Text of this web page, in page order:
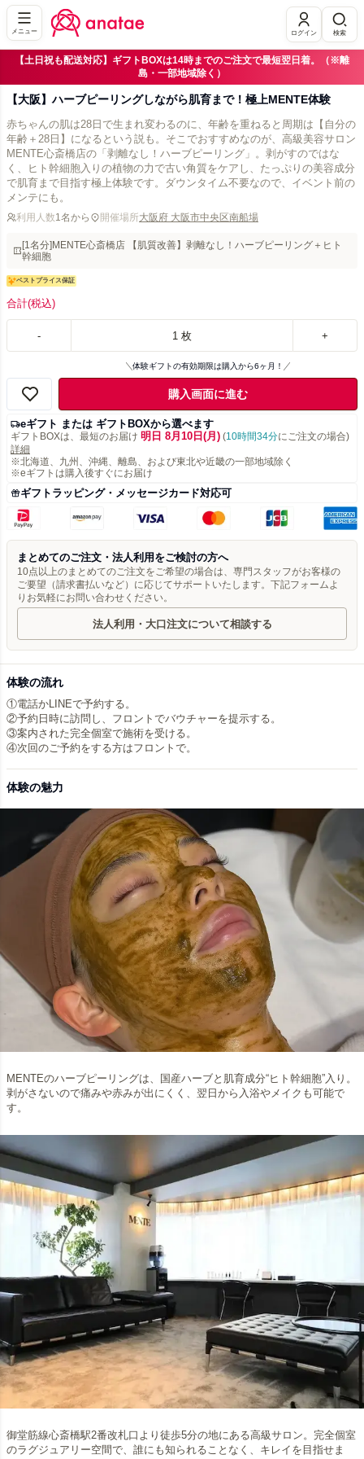
メニュー ログイン 検索
【土日祝も配送対応】ギフトBOXは14時までのご注文で最短翌日着。（※離
島・一部地域除く）
【大阪】ハーブピーリングしながら肌育まで！極上MENTE体験
赤ちゃんの肌は28日で生まれ変わるのに、年齢を重ねると周期は【自分の
年齢＋28日】になるという説も。そこでおすすめなのが、高級美容サロン
MENTE心斎橋店の「剥離なし！ハーブピーリング」。剥がすのではな
く、ヒト幹細胞入りの植物の力で古い角質をケアし、たっぷりの美容成分
で肌育まで目指す極上体験です。ダウンタイム不要なので、イベント前の
メンテにも。
利用人数1名から 開催場所大阪府 大阪市中央区南船場
[1名分]MENTE心斎橋店 【肌質改善】剥離なし！ハーブピーリング＋ヒト
幹細胞
ベストプライス保証
合計(税込)
- 1 枚 +
体験ギフトの有効期限は購入から6ヶ月！
購入画面に進む
eギフト または ギフトBOXから選べます
ギフトBOXは、最短のお届け 明日 8月10日(月) (10時間34分にご注文の場合)
詳細
※北海道、九州、沖縄、離島、および東北や近畿の一部地域除く
※eギフトは購入後すぐにお届け
ギフトラッピング・メッセージカード対応可
まとめてのご注文・法人利用をご検討の方へ
10点以上のまとめてのご注文をご希望の場合は、専門スタッフがお客様の
ご要望（請求書払いなど）に応じてサポートいたします。下記フォームよ
りお気軽にお問い合わせください。
法人利用・大口注文について相談する
体験の流れ
①電話かLINEで予約する。
②予約日時に訪問し、フロントでバウチャーを提示する。
③案内された完全個室で施術を受ける。
体験の魅力
MENTEのハーブピーリングは、国産ハーブと肌育成分“ヒト幹細胞”入り。
剥がさないので痛みや赤みが出にくく、翌日から入浴やメイクも可能で
す。
御堂筋線心斎橋駅2番改札口より徒歩5分の地にある高級サロン。完全個室
のラグジュアリー空間で、誰にも知られることなく、キレイを目指せま